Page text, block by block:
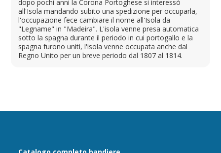
dopo pochi anni la Corona Portoghese si interessò
all'Isola mandando subito una spedizione per occuparla,
l'occupazione fece cambiare il nome all'Isola da
"Legname" in "Madeira". L'isola venne presa automatica
sotto la spagna durante il periodo in cui portogallo e la
spagna furono uniti, l'isola venne occupata anche dal
Regno Unito per un breve periodo dal 1807 al 1814.